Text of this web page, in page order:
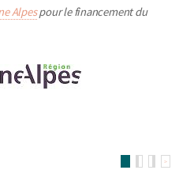
Alpespour le financement du
>